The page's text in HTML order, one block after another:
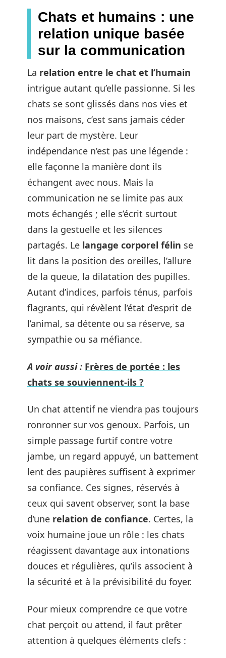
Chats et humains : une
relation unique basée
sur la communication
La relation entre le chat et l’humain
intrigue autant qu’elle passionne. Si les
chats se sont glissés dans nos vies et
nos maisons, c’est sans jamais céder
leur part de mystère. Leur
indépendance n’est pas une légende :
elle façonne la manière dont ils
échangent avec nous. Mais la
communication ne se limite pas aux
mots échangés ; elle s’écrit surtout
dans la gestuelle et les silences
partagés. Le langage corporel félin se
lit dans la position des oreilles, l’allure
de la queue, la dilatation des pupilles.
Autant d’indices, parfois ténus, parfois
flagrants, qui révèlent l’état d’esprit de
l’animal, sa détente ou sa réserve, sa
sympathie ou sa méfiance.
A voir aussi : Frères de portée : les
chats se souviennent-ils ?
Un chat attentif ne viendra pas toujours
ronronner sur vos genoux. Parfois, un
simple passage furtif contre votre
jambe, un regard appuyé, un battement
lent des paupières suffisent à exprimer
sa confiance. Ces signes, réservés à
ceux qui savent observer, sont la base
d’une relation de confiance. Certes, la
voix humaine joue un rôle : les chats
réagissent davantage aux intonations
douces et régulières, qu’ils associent à
la sécurité et à la prévisibilité du foyer.
Pour mieux comprendre ce que votre
chat perçoit ou attend, il faut prêter
attention à quelques éléments clefs :